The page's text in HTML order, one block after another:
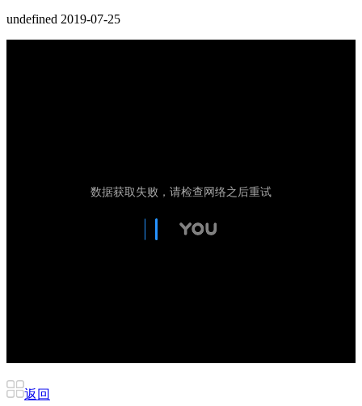
undefined 2019-07-25
返回